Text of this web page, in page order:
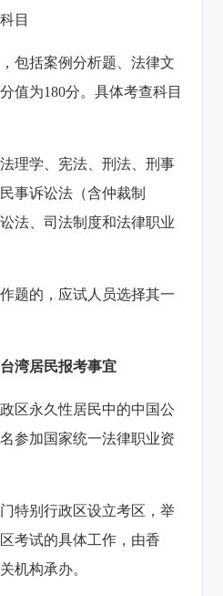
目
包括案例分析题、法律文
值为180分。具体考查科目
理学、宪法、刑法、刑事
事诉讼法（含仲裁制
法、司法制度和法律职业
题的，应试人员选择其一
湾居民报考事宜
区永久性居民中的中国公
参加国家统一法律职业资
特别行政区设立考区，举
考试的具体工作，由香
机构承办。